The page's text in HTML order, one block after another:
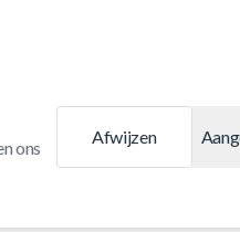
ons
Afwijzen